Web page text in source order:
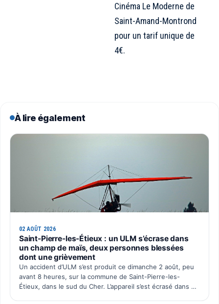
Cinéma Le Moderne de
Saint-Amand-Montrond
pour un tarif unique de
4€.
À lire également
02 AOÛT 2026
Saint-Pierre-les-Étieux : un ULM s’écrase dans
un champ de maïs, deux personnes blessées
dont une grièvement
Un accident d’ULM s’est produit ce dimanche 2 août, peu
avant 8 heures, sur la commune de Saint-Pierre-les-
Étieux, dans le sud du Cher. L’appareil s’est écrasé dans un